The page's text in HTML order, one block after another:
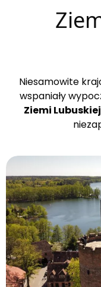
Niesamowite
wspaniały
Ziemi Lubuskiej